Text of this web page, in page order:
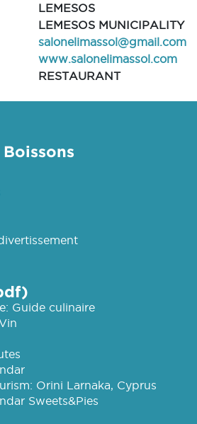
LEMESOS
LEMESOS MUNICIPALITY
salonelimassol@gmail.com
www.salonelimassol.com
RESTAURANT
Guide culinaire
Orini Larnaka, Cyprus
Sweets&Pies